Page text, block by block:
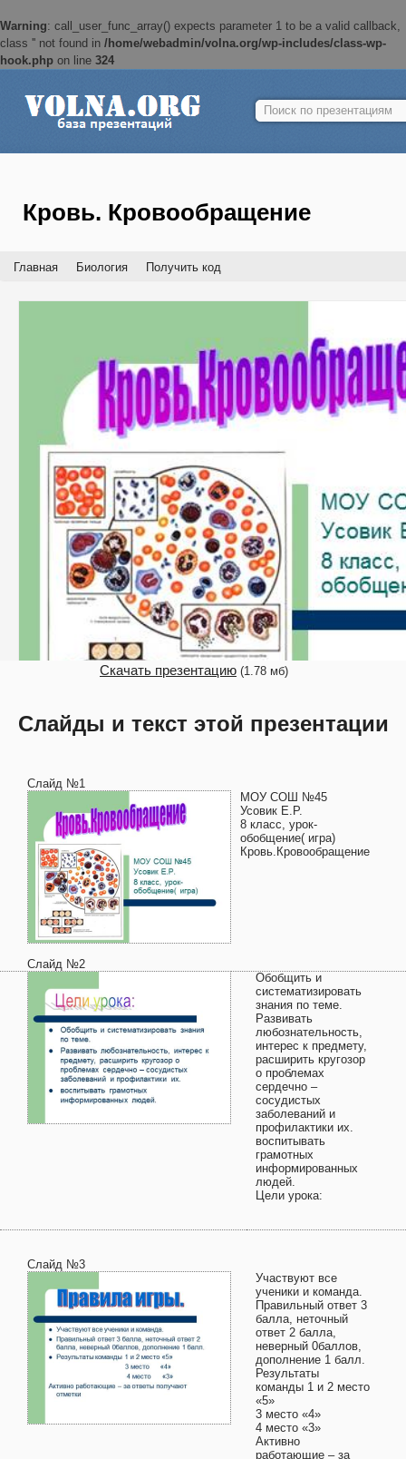
Warning: call_user_func_array() expects parameter 1 to be a valid callback,
class '' not found in /home/webadmin/volna.org/wp-includes/class-wp-
hook.php on line 324
Найти:
Кровь. Кровообращение
Главная Биология Получить код
Скачать презентацию (1.78 мб)
Слайды и текст этой презентации
Слайд №1
МОУ СОШ №45
Усовик Е.Р.
8 класс, урок-
обобщение( игра)
Кровь.Кровообращение
Слайд №2
Обобщить и
систематизировать
знания по теме.
Развивать
любознательность,
интерес к предмету,
расширить кругозор
о проблемах
сердечно –
сосудистых
заболеваний и
профилактики их.
воспитывать
грамотных
информированных
людей.
Цели урока:
Слайд №3
Участвуют все
ученики и команда.
Правильный ответ 3
балла, неточный
ответ 2 балла,
неверный 0баллов,
дополнение 1 балл.
Результаты
команды 1 и 2 место
«5»
3 место «4»
4 место «3»
Активно
работающие – за